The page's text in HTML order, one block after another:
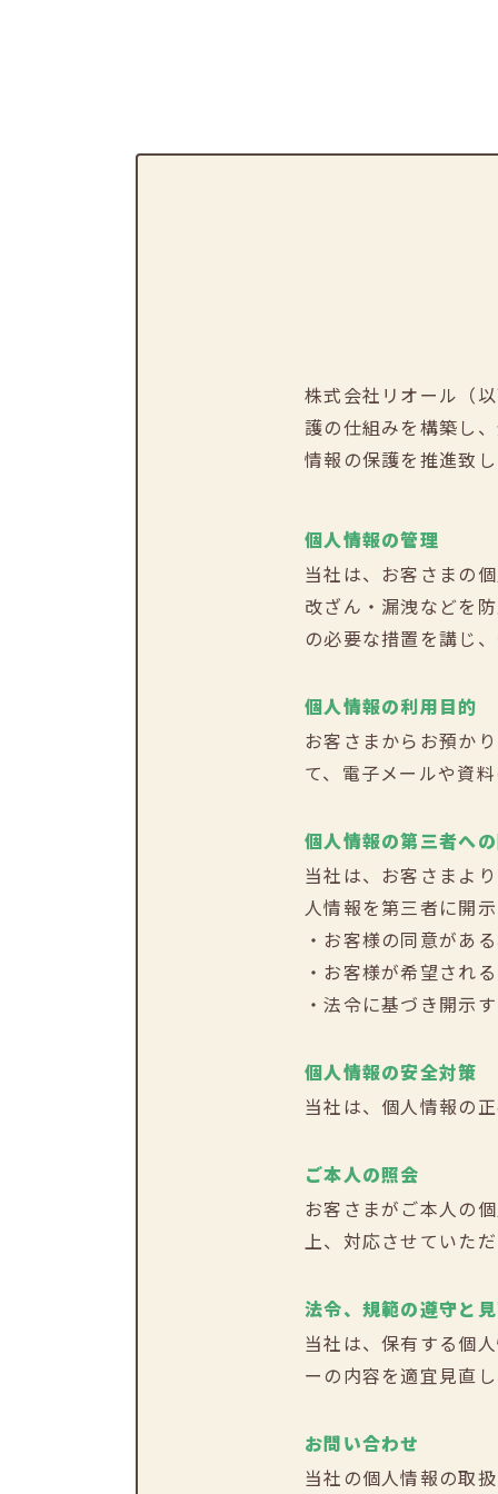
株式会社リオール（
護の仕組みを構築し
情報の保護を推進致し
個人情報の管理
当社は、お客さまの
改ざん・漏洩などを
の必要な措置を講じ
個人情報の利用目的
お客さまからお預か
て、電子メールや資
個人情報の第三者へ
当社は、お客さまよ
人情報を第三者に開示
・お客様の同意があ
・お客様が希望され
・法令に基づき開示
個人情報の安全対策
当社は、個人情報の
ご本人の照会
お客さまがご本人の
上、対応させていただ
法令、規範の遵守と
当社は、保有する個
ーの内容を適宜見直
お問い合わせ
当社の個人情報の取